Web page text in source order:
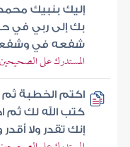
إليك بنبيك
بك إلى ربي في
شفعه في
المستدرك على
اكتم الخطبة
كتب الله لك ثم
إنك تقدر ولا